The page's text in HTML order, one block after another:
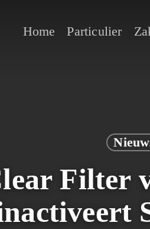
Home Particulier
Filter